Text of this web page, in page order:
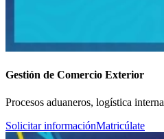
Gestión de Comercio Exterior
Procesos aduaneros, logística
Solicitar informaciónMatricúlate